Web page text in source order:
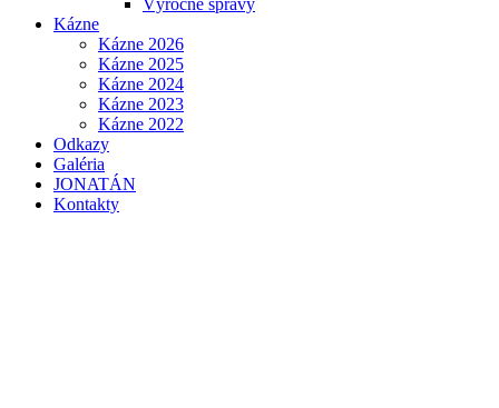
Výročné správy
Kázne
Kázne 2026
Kázne 2025
Kázne 2024
Kázne 2023
Kázne 2022
Odkazy
Galéria
JONATÁN
Kontakty